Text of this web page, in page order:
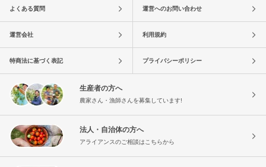
よくある質問 運営へのお問い合わせ
運営会社 利用規約
特商法に基づく表記 プライバシーポリシー
生産者の方へ
農家さん・漁師さんを募集しています!
法人・自治体の方へ
アライアンスのご相談はこちらから